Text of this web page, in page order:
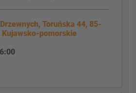
Toruńska 44, 85-
Kujawsko-pomorskie